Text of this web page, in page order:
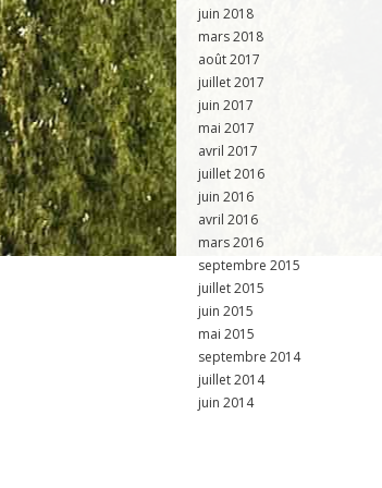
juin 2018
mars 2018
août 2017
juillet 2017
juin 2017
mai 2017
avril 2017
juillet 2016
juin 2016
avril 2016
mars 2016
septembre 2015
juillet 2015
juin 2015
mai 2015
septembre 2014
juillet 2014
juin 2014